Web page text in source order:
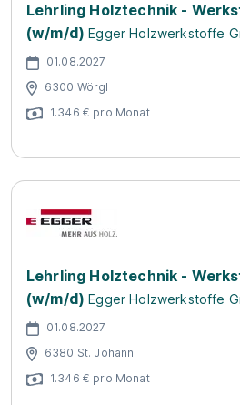
Lehrling Holztechnik -
(w/m/d) Egger Holzwerkstoffe
01.08.2027
6300 Wörgl
1.346 € pro Monat
Lehrling Holztechnik -
(w/m/d) Egger Holzwerkstoffe
01.08.2027
6380 St. Johann
1.346 € pro Monat